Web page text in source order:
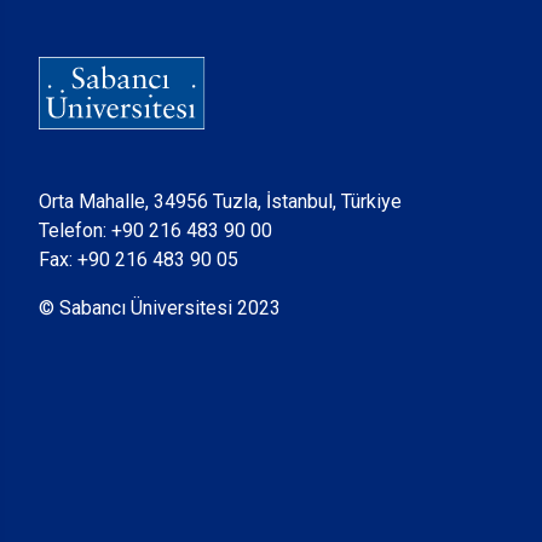
Orta Mahalle, 34956 Tuzla, İstanbul, Türkiye
Telefon: +90 216 483 90 00
Fax: +90 216 483 90 05
© Sabancı Üniversitesi 2023